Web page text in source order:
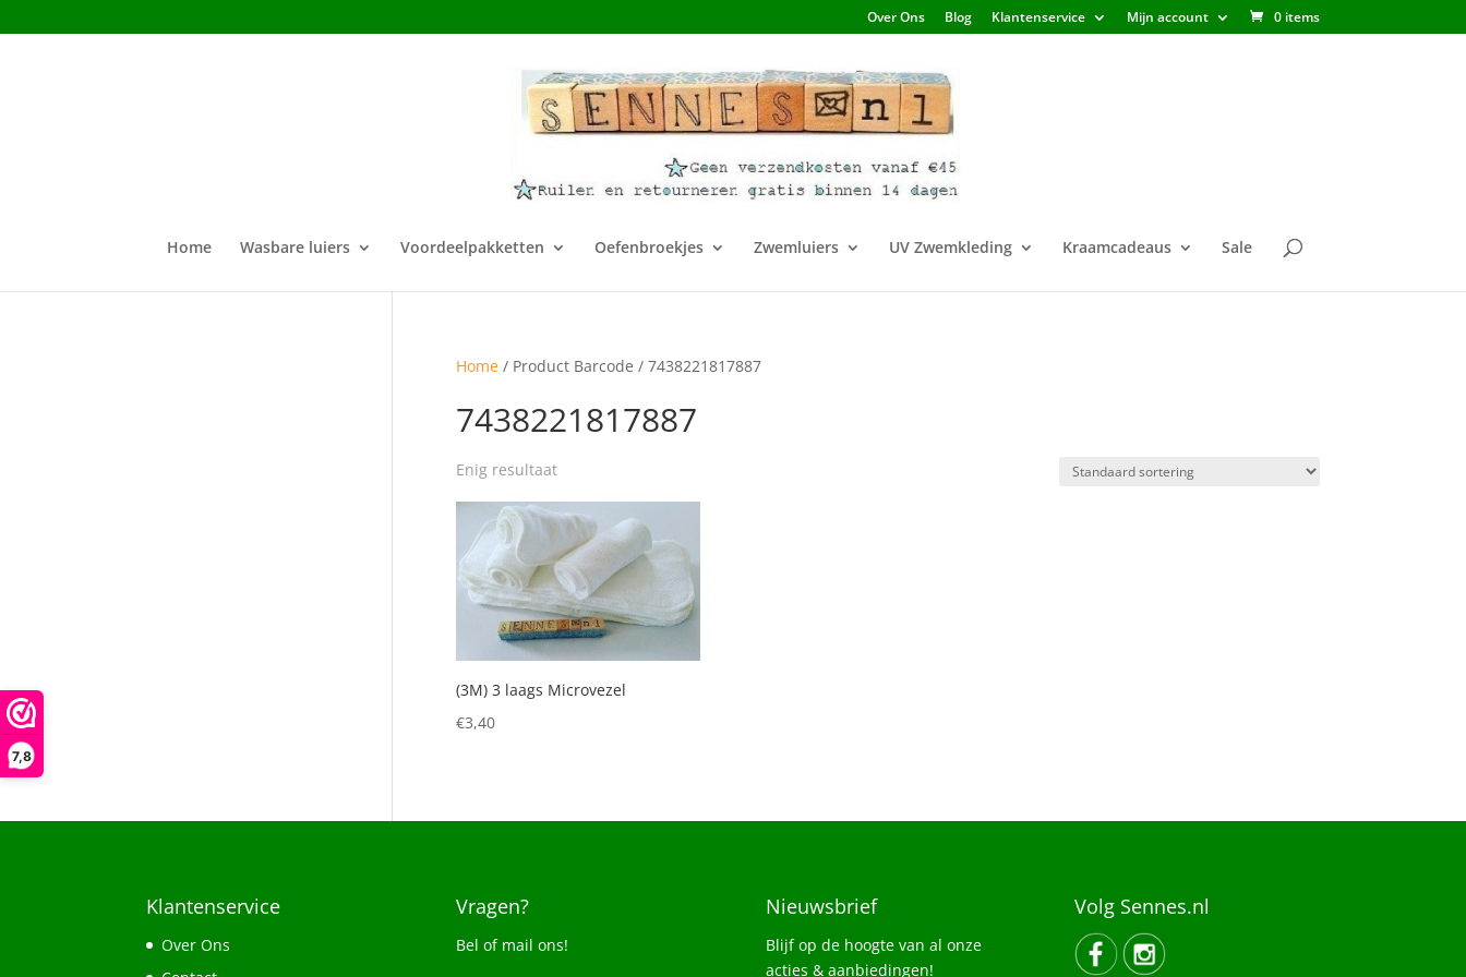
7,8
Over Ons Blog Klantenservice Mijn account 0 items
Home Wasbare luiers Voordeelpakketten Oefenbroekjes Zwemluiers UV Zwemkleding Kraamcadeaus Sale
Home/ Product Barcode / 7438221817887
7438221817887
Enig resultaat
(3M) 3 laags Microvezel
€3,40
Klantenservice
Over Ons
Vragen?
Bel of mail ons!
Nieuwsbrief
Blijf op de hoogte van al onze
acties & aanbiedingen!
Volg Sennes.nl